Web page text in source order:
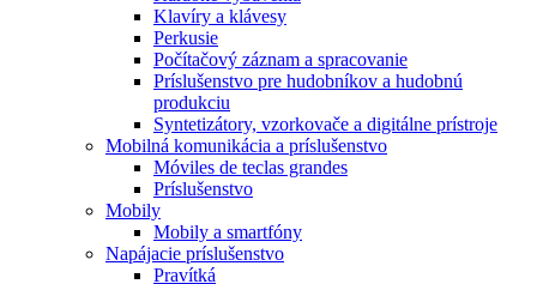
Klavíry a klávesy
Perkusie
Počítačový záznam a spracovanie
Príslušenstvo pre hudobníkov a hudobnú
produkciu
Syntetizátory, vzorkovače a digitálne prístroje
Mobilná komunikácia a príslušenstvo
Móviles de teclas grandes
Príslušenstvo
Mobily
Mobily a smartfóny
Napájacie príslušenstvo
Pravítká